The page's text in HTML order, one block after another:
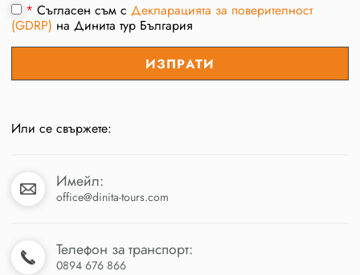
*Съгласен съм сДекларацията за поверителност
(GDRP) на Динита тур България
Или се свържете:
Имейл:
office@dinita-tours.com
Телефон за транспорт:
0894 676 866